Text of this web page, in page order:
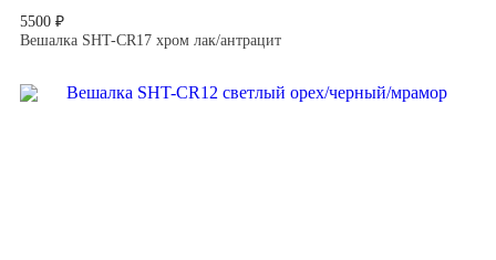
5500 ₽
Вешалка SHT-CR17 хром лак/антрацит